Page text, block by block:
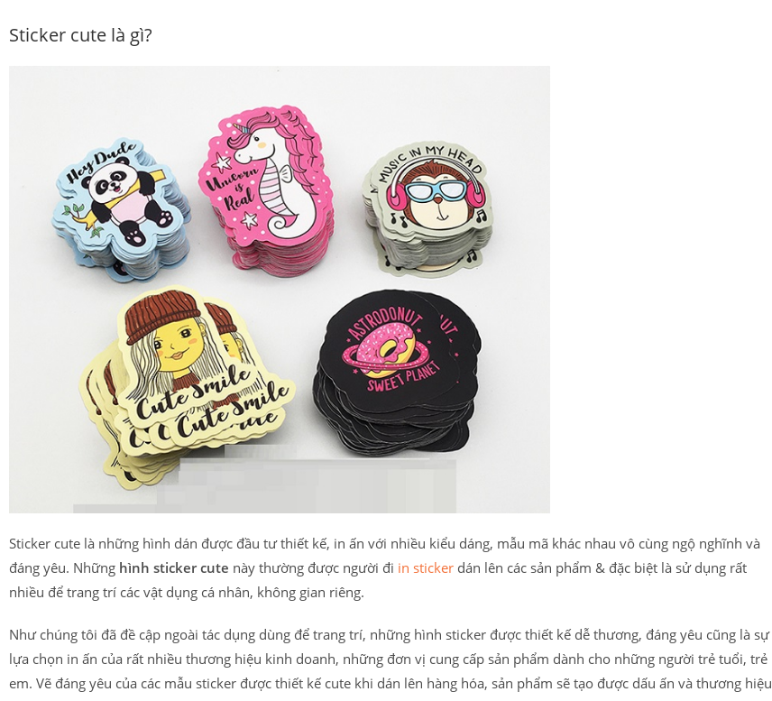
Sticker cute là gì?
Sticker cute là những hình dán được đầu tư thiết kế, in ấn với nhiều kiểu dáng, mẫu mã khác nhau vô cùng ngộ nghĩnh và
đáng yêu. Những hình sticker cute này thường được người đi in sticker dán lên các sản phẩm & đặc biệt là sử dụng rất
nhiều để trang trí các vật dụng cá nhân, không gian riêng.
Như chúng tôi đã đề cập ngoài tác dụng dùng để trang trí, những hình sticker được thiết kế dễ thương, đáng yêu cũng là sự
lựa chọn in ấn của rất nhiều thương hiệu kinh doanh, những đơn vị cung cấp sản phẩm dành cho những người trẻ tuổi, trẻ
em. Vẽ đáng yêu của các mẫu sticker được thiết kế cute khi dán lên hàng hóa, sản phẩm sẽ tạo được dấu ấn và thương hiệu